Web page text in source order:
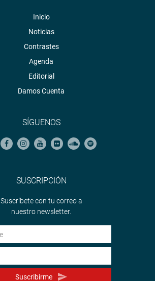
Inicio
Noticias
Contrastes
Agenda
Editorial
Damos Cuenta
SÍGUENOS
SUSCRIPCIÓN
Suscríbete con tu correo a
nuestro newsletter.
Suscribirme